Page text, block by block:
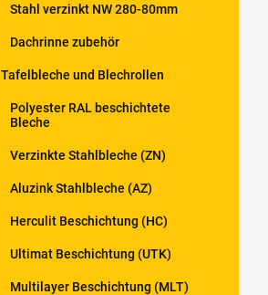
Stahl verzinkt NW 280-80mm
Dachrinne zubehör
Tafelbleche und Blechrollen
Polyester RAL beschichtete
Bleche
Verzinkte Stahlbleche (ZN)
Aluzink Stahlbleche (AZ)
Herculit Beschichtung (HC)
Ultimat Beschichtung (UTK)
Multilayer Beschichtung (MLT)